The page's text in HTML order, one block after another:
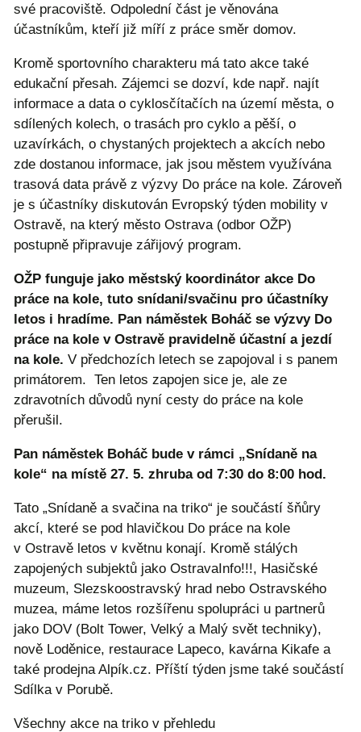
své pracoviště. Odpolední část je věnována
účastníkům, kteří již míří z práce směr domov.
Kromě sportovního charakteru má tato akce také
edukační přesah. Zájemci se dozví, kde např. najít
informace a data o cyklosčítačích na území města, o
sdílených kolech, o trasách pro cyklo a pěší, o
uzavírkách, o chystaných projektech a akcích nebo
zde dostanou informace, jak jsou městem využívána
trasová data právě z výzvy Do práce na kole. Zároveň
je s účastníky diskutován Evropský týden mobility v
Ostravě, na který město Ostrava (odbor OŽP)
postupně připravuje zářijový program.
OŽP funguje jako městský koordinátor akce Do
práce na kole, tuto snídani/svačinu pro účastníky
letos i hradíme. Pan náměstek Boháč se výzvy Do
práce na kole v Ostravě pravidelně účastní a jezdí
na kole. V předchozích letech se zapojoval i s panem
primátorem. Ten letos zapojen sice je, ale ze
zdravotních důvodů nyní cesty do práce na kole
přerušil.
Pan náměstek Boháč bude v rámci „Snídaně na
kole“ na místě 27. 5. zhruba od 7:30 do 8:00 hod.
Tato „Snídaně a svačina na triko“ je součástí šňůry
akcí, které se pod hlavičkou Do práce na kole
v Ostravě letos v květnu konají. Kromě stálých
zapojených subjektů jako OstravaInfo!!!, Hasičské
muzeum, Slezskoostravský hrad nebo Ostravského
muzea, máme letos rozšířenu spolupráci u partnerů
jako DOV (Bolt Tower, Velký a Malý svět techniky),
nově Loděnice, restaurace Lapeco, kavárna Kikafe a
také prodejna Alpík.cz. Příští týden jsme také součástí
Sdílka v Porubě.
Všechny akce na triko v přehledu